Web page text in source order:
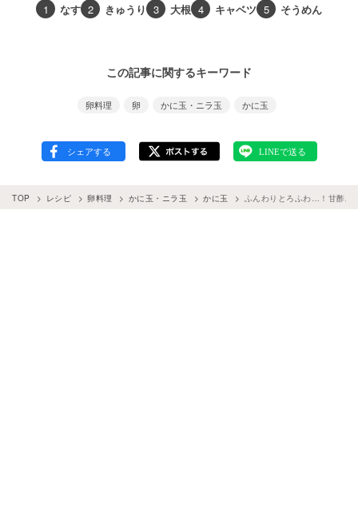
1 なす 2 きゅうり 3 大根 4 キャベツ 5 そうめん
この記事に関するキーワード
卵料理 卵 かに玉・ニラ玉 かに玉
TOP レシピ 卵料理 かに玉・ニラ玉 かに玉 ふんわりとろふわ…！甘酢あ